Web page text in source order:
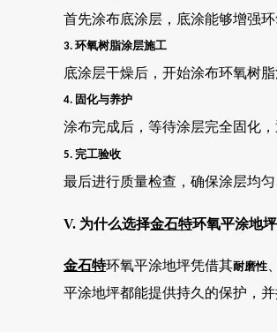
首先涂布底涂层，底涂能够增强
3. 环氧树脂涂层施工
底涂层干燥后，开始涂布环氧树
4. 固化与养护
涂布完成后，等待涂层完全固化
5. 完工验收
最后进行质量检查，确保涂层均
V. 为什么选择金石特环氧平涂地
金石特环氧平涂地坪凭借其耐磨性
平涂地坪都能提供持久的保护，并